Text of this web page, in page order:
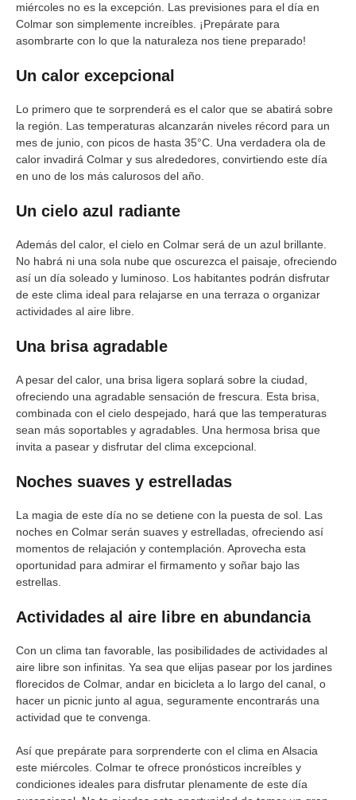
miércoles no es la excepción. Las previsiones para el día en
Colmar son simplemente increíbles. ¡Prepárate para
asombrarte con lo que la naturaleza nos tiene preparado!
Un calor excepcional
Lo primero que te sorprenderá es el calor que se abatirá sobre
la región. Las temperaturas alcanzarán niveles récord para un
mes de junio, con picos de hasta 35°C. Una verdadera ola de
calor invadirá Colmar y sus alrededores, convirtiendo este día
en uno de los más calurosos del año.
Un cielo azul radiante
Además del calor, el cielo en Colmar será de un azul brillante.
No habrá ni una sola nube que oscurezca el paisaje, ofreciendo
así un día soleado y luminoso. Los habitantes podrán disfrutar
de este clima ideal para relajarse en una terraza o organizar
actividades al aire libre.
Una brisa agradable
A pesar del calor, una brisa ligera soplará sobre la ciudad,
ofreciendo una agradable sensación de frescura. Esta brisa,
combinada con el cielo despejado, hará que las temperaturas
sean más soportables y agradables. Una hermosa brisa que
invita a pasear y disfrutar del clima excepcional.
Noches suaves y estrelladas
La magia de este día no se detiene con la puesta de sol. Las
noches en Colmar serán suaves y estrelladas, ofreciendo así
momentos de relajación y contemplación. Aprovecha esta
oportunidad para admirar el firmamento y soñar bajo las
estrellas.
Actividades al aire libre en abundancia
Con un clima tan favorable, las posibilidades de actividades al
aire libre son infinitas. Ya sea que elijas pasear por los jardines
florecidos de Colmar, andar en bicicleta a lo largo del canal, o
hacer un picnic junto al agua, seguramente encontrarás una
actividad que te convenga.
Así que prepárate para sorprenderte con el clima en Alsacia
este miércoles. Colmar te ofrece pronósticos increíbles y
condiciones ideales para disfrutar plenamente de este día